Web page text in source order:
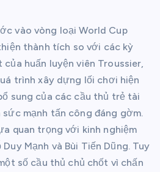
vào vòng loại World Cup
thành tích so với các kỳ
huấn luyện viên Troussier,
trình xây dựng lối chơi hiện
sung của các cầu thủ trẻ tài
mạnh tấn công đáng gờm.
quan trọng với kinh nghiệm
Mạnh và Bùi Tiến Dũng. Tuy
số cầu thủ chủ chốt vì chấn